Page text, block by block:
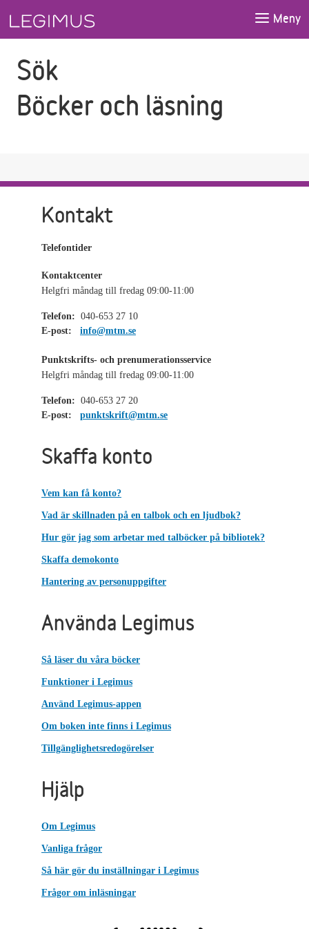
Meny
Sök
Böcker och läsning
Kontakt
Telefontider
Kontaktcenter
Helgfri måndag till fredag 09:00-11:00
Telefon: 040-653 27 10
E-post:
info@mtm.se
Punktskrifts- och prenumerationsservice
Helgfri måndag till fredag 09:00-11:00
Telefon: 040-653 27 20
E-post:
punktskrift@mtm.se
Skaffa konto
Vem kan få konto?
Vad är skillnaden på en talbok och en ljudbok?
Hur gör jag som arbetar med talböcker på bibliotek?
Skaffa demokonto
Hantering av personuppgifter
Använda Legimus
Så läser du våra böcker
Funktioner i Legimus
Använd Legimus-appen
Om boken inte finns i Legimus
Tillgänglighetsredogörelser
Hjälp
Om Legimus
Vanliga frågor
Så här gör du inställningar i Legimus
Frågor om inläsningar